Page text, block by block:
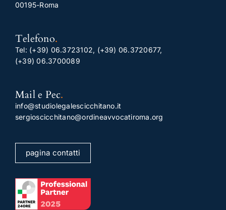
00195-Roma
Telefono.
Tel: (+39) 06.3723102, (+39) 06.3720677,
(+39) 06.3700089
Mail e Pec.
info@studiolegalescicchitano.it
sergioscicchitano@ordineavvocatiroma.org
pagina contatti